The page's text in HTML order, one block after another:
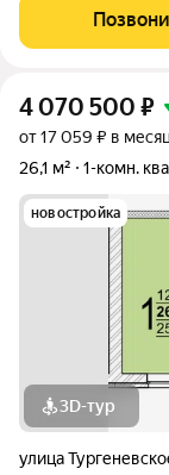
Отличные
несколько
4 070 500 ₽
от 17 059 ₽ в месяц
26,1 м²
1-комн.
новостройка
3D-тур
улица